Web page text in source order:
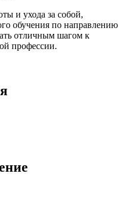
и ухода за собой,
обучения по направлению
отличным шагом к
профессии.